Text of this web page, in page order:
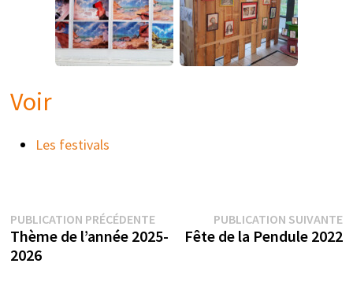
Voir
Les festivals
Navigation
de
l’article
PUBLICATION PRÉCÉDENTEPublication
précédente :
Thème de l’année 2025-
2026
PUBLICATION SUIVANTE
Fête de la Pendule 2022